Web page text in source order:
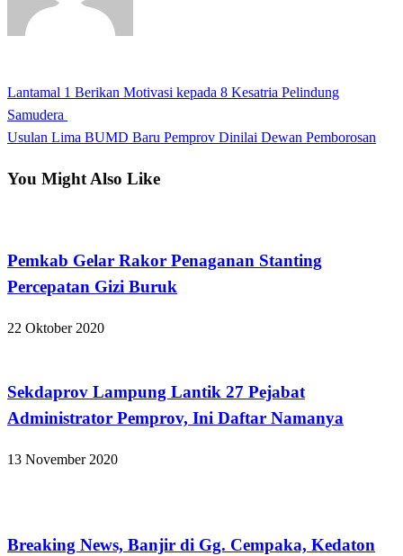
Navigasi
pos
Previous
Post
Lantamal 1 Berikan Motivasi kepada 8 Kesatria Pelindung
Samudera
Next
Usulan Lima BUMD Baru Pemprov Dinilai Dewan Pemborosan
You Might Also Like
Pemkab Gelar Rakor Penaganan Stanting
Percepatan Gizi Buruk
22 Oktober 2020
Sekdaprov Lampung Lantik 27 Pejabat
Administrator Pemprov, Ini Daftar Namanya
13 November 2020
Breaking News, Banjir di Gg. Cempaka, Kedaton